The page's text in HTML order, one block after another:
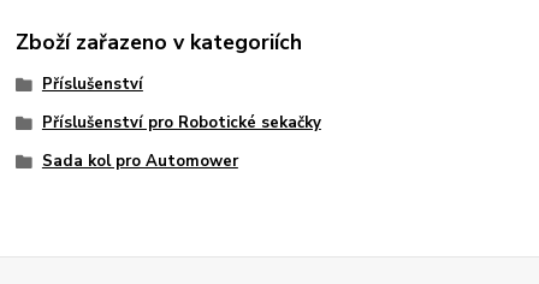
Zboží zařazeno v kategoriích
Příslušenství
Příslušenství pro Robotické sekačky
Sada kol pro Automower